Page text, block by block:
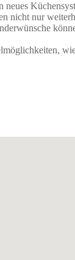
neues
nicht nur